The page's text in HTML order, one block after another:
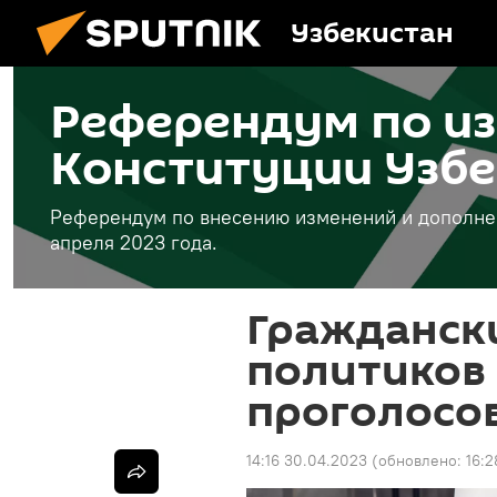
Узбекистан
Референдум по
Конституции
Референдум по внесению изменений и
апреля 2023 года.
14:16 30.04.2023 (обновлено: